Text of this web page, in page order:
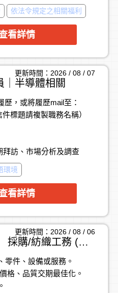
Coordinator），主要是
管理、
專案支援，並與各部門協
。
戶資料及商機資訊
表及會議資料
內部協調
帳款追蹤
溝通與問題處理
流程
，提升作業效率
（捷運中原站步行約1分
依法令規定之相關福利
看詳情
｜半導體相關
更新時間：2026 / 08 / 07
，或將履歷mail至：
件標題請複製職務名稱）
拜訪、市場分析及調查
理
協助
環境
看詳情
【知名窗簾製造業】 採購/紡織工務 (年薪百萬, 友善環境,出差機會多)
更新時間：2026 / 08 / 06
零件、設備或服務。
格、品質交期最佳化。